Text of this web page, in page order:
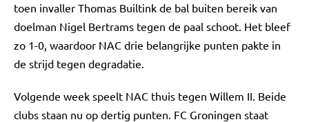
toen invaller Thomas Builtink de bal buiten bereik van
doelman Nigel Bertrams tegen de paal schoot. Het bleef
zo 1-0, waardoor NAC drie belangrijke punten pakte in
de strijd tegen degradatie.
Volgende week speelt NAC thuis tegen Willem II. Beide
clubs staan nu op dertig punten. FC Groningen staat